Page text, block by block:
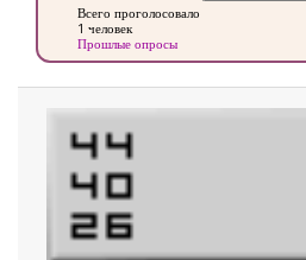
Всего проголосовало
1 человек
Прошлые опросы